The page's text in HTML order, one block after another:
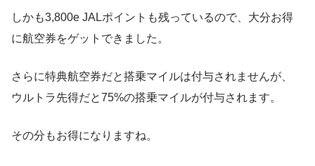
しかも3,800e JALポイントも残っているので、大分お得
に航空券をゲットできました。
さらに特典航空券だと搭乗マイルは付与されませんが、
ウルトラ先得だと75%の搭乗マイルが付与されます。
その分もお得になりますね。